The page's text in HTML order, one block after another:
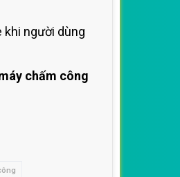
khi người dùng
chấm công